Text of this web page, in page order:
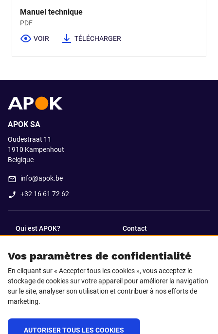
Manuel technique
PDF
VOIR TÉLÉCHARGER
Vos paramètres de confidentialité
En cliquant sur « Accepter tous les cookies », vous acceptez le
stockage de cookies sur votre appareil pour améliorer la navigation
sur le site, analyser son utilisation et contribuer à nos efforts de
marketing.
AUTORISER TOUS LES COOKIES
APOK SA
Oudestraat 11
1910 Kampenhout
Belgique
info@apok.be
+32 16 61 72 62
Qui est APOK? Contact
SUIVEZ-NOUS SUR
Facebook LinkedIn